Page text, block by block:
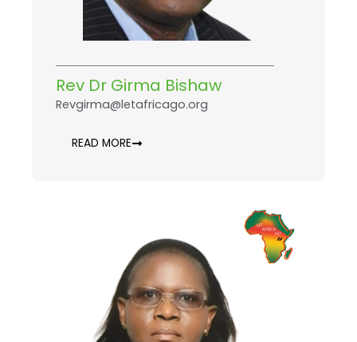
Rev Dr Girma Bishaw
Revgirma@letafricago.org
READ MORE